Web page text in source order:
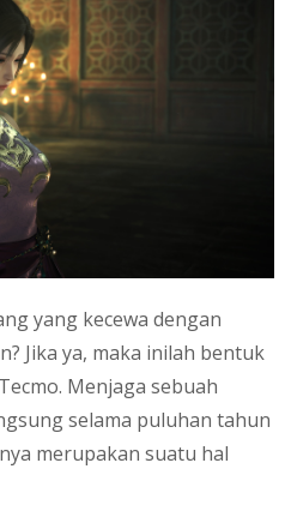
yang kecewa dengan
Jika ya, maka inilah bentuk
Menjaga sebuah
selama puluhan tahun
merupakan suatu hal